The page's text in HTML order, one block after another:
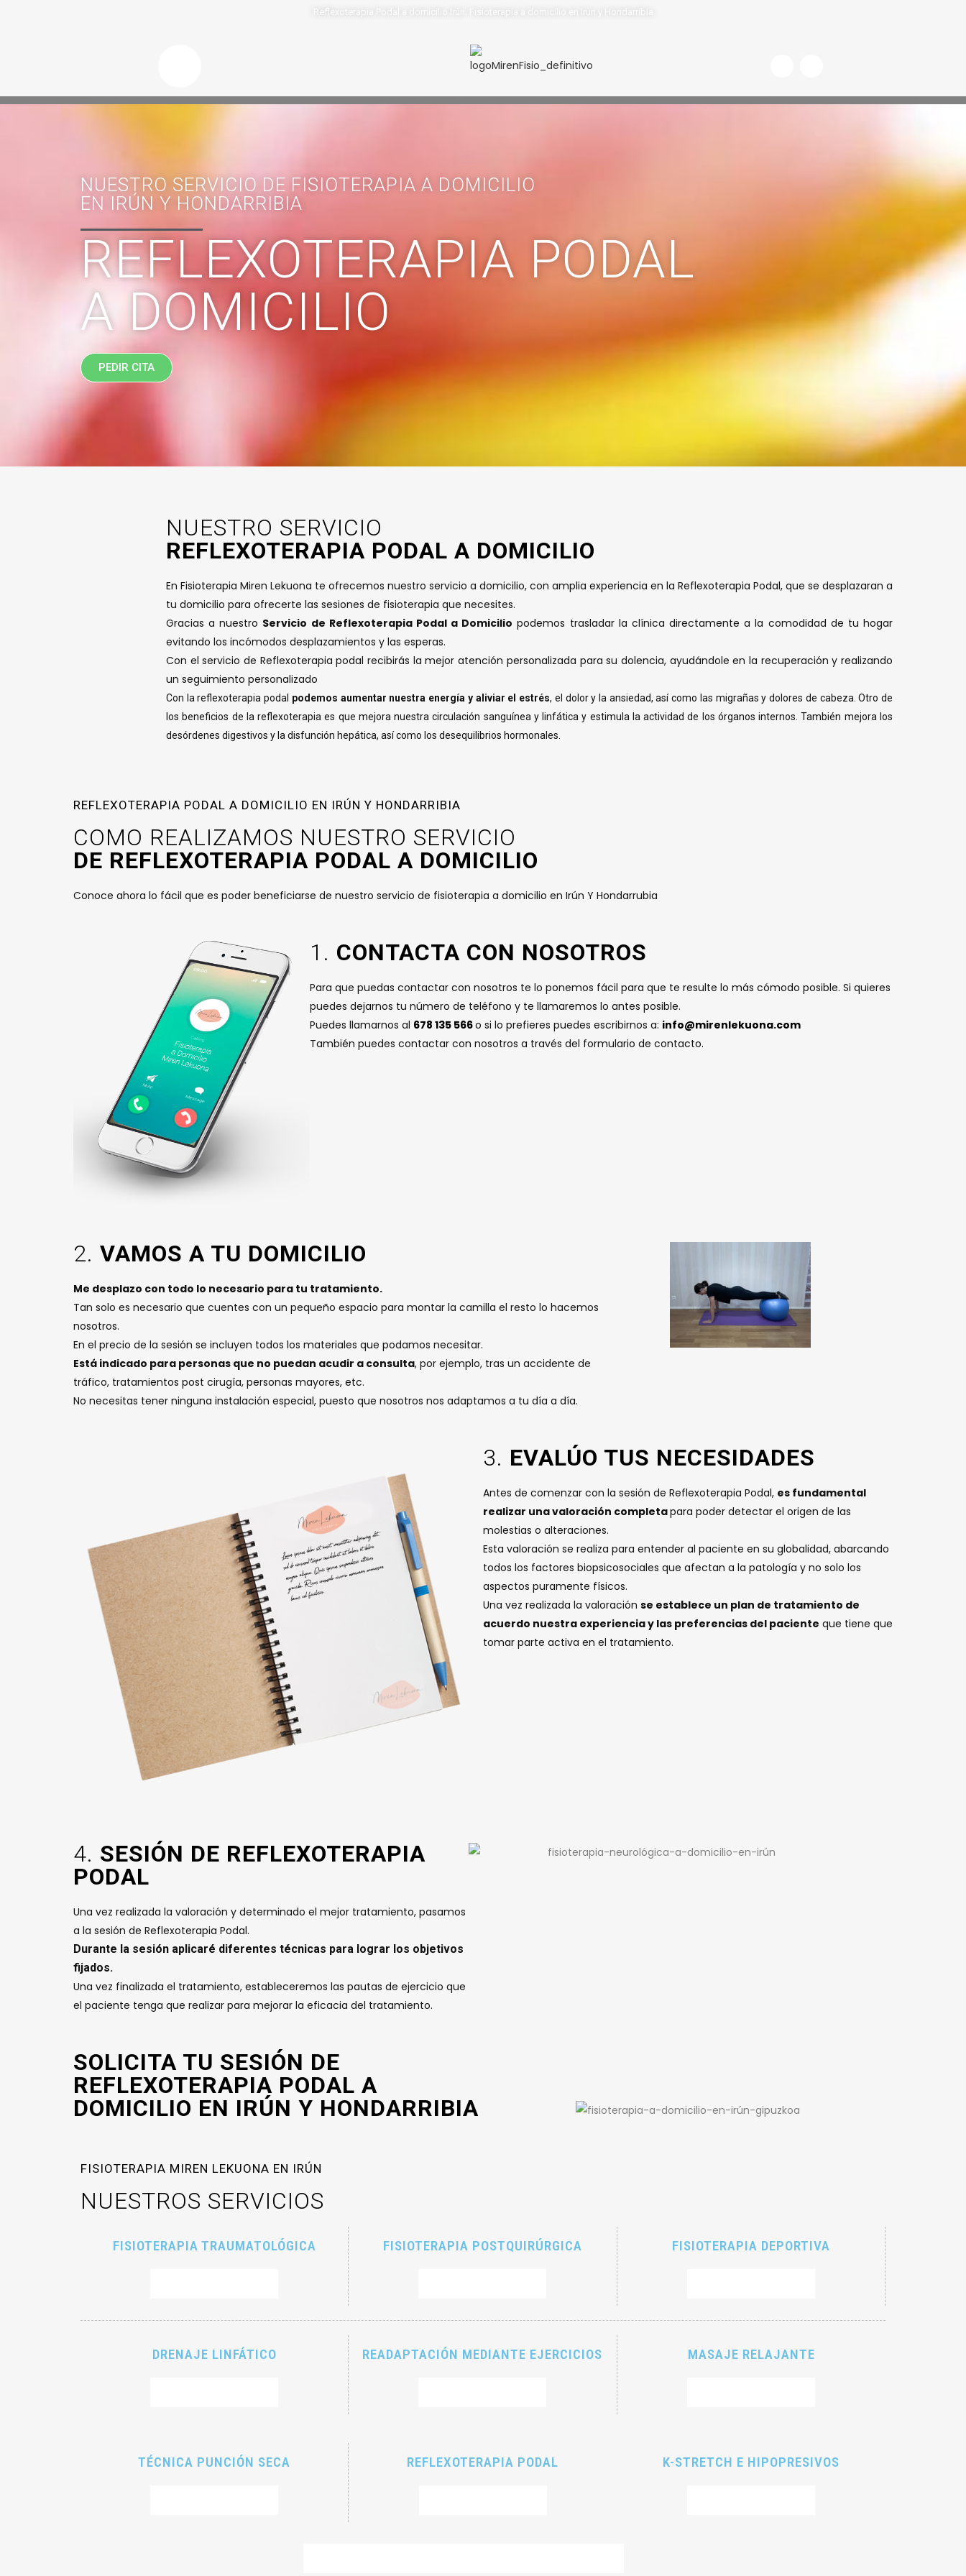
Reflexoterapia Podal a domicilio Irún. Fisioterapia a domicilio en Irún y Hondarribia
NUESTRO SERVICIO DE FISIOTERAPIA A DOMICILIO
EN IRÚN Y HONDARRIBIA
REFLEXOTERAPIA PODAL
A DOMICILIO
PEDIR CITA
NUESTRO SERVICIO
REFLEXOTERAPIA PODAL A DOMICILIO
En Fisioterapia Miren Lekuona te ofrecemos nuestro servicio a domicilio, con amplia experiencia en la Reflexoterapia Podal, que se desplazaran a
tu domicilio para ofrecerte las sesiones de fisioterapia que necesites.
Gracias a nuestro Servicio de Reflexoterapia Podal a Domicilio podemos trasladar la clínica directamente a la comodidad de tu hogar
evitando los incómodos desplazamientos y las esperas.
Con el servicio de Reflexoterapia podal recibirás la mejor atención personalizada para su dolencia, ayudándole en la recuperación y realizando
un seguimiento personalizado
Con la reflexoterapia podal podemos aumentar nuestra energía y aliviar el estrés, el dolor y la ansiedad, así como las migrañas y dolores de cabeza. Otro de
los beneficios de la reflexoterapia es que mejora nuestra circulación sanguínea y linfática y estimula la actividad de los órganos internos. También mejora los
desórdenes digestivos y la disfunción hepática, así como los desequilibrios hormonales.
REFLEXOTERAPIA PODAL A DOMICILIO EN IRÚN Y HONDARRIBIA
COMO REALIZAMOS NUESTRO SERVICIO
DE REFLEXOTERAPIA PODAL A DOMICILIO
Conoce ahora lo fácil que es poder beneficiarse de nuestro servicio de fisioterapia a domicilio en Irún Y Hondarrubia
1. CONTACTA CON NOSOTROS
Para que puedas contactar con nosotros te lo ponemos fácil para que te resulte lo más cómodo posible. Si quieres
puedes dejarnos tu número de teléfono y te llamaremos lo antes posible.
Puedes llamarnos al 678 135 566o si lo prefieres puedes escribirnos a: info@mirenlekuona.com
También puedes contactar con nosotros a través del formulario de contacto.
2. VAMOS A TU DOMICILIO
Me desplazo con todo lo necesario para tu tratamiento.
Tan solo es necesario que cuentes con un pequeño espacio para montar la camilla el resto lo hacemos
nosotros.
En el precio de la sesión se incluyen todos los materiales que podamos necesitar.
Está indicado para personas que no puedan acudir a consulta, por ejemplo, tras un accidente de
tráfico, tratamientos post cirugía, personas mayores, etc.
No necesitas tener ninguna instalación especial, puesto que nosotros nos adaptamos a tu día a día.
3. EVALÚO TUS NECESIDADES
Antes de comenzar con la sesión de Reflexoterapia Podal, es fundamental
realizar una valoración completapara poder detectar el origen de las
molestias o alteraciones.
Esta valoración se realiza para entender al paciente en su globalidad, abarcando
todos los factores biopsicosociales que afectan a la patología y no solo los
aspectos puramente físicos.
Una vez realizada la valoración se establece un plan de tratamiento de
acuerdo nuestra experiencia y las preferencias del paciente que tiene que
tomar parte activa en el tratamiento.
4. SESIÓN DE REFLEXOTERAPIA
PODAL
Una vez realizada la valoración y determinado el mejor tratamiento, pasamos
a la sesión de Reflexoterapia Podal.
Durante la sesión aplicaré diferentes técnicas para lograr los objetivos
fijados.
Una vez finalizada el tratamiento, estableceremos las pautas de ejercicio que
el paciente tenga que realizar para mejorar la eficacia del tratamiento.
SOLICITA TU SESIÓN DE
REFLEXOTERAPIA PODAL A
DOMICILIO EN IRÚN Y HONDARRIBIA
FISIOTERAPIA MIREN LEKUONA EN IRÚN
NUESTROS SERVICIOS
FISIOTERAPIA TRAUMATOLÓGICA FISIOTERAPIA POSTQUIRÚRGICA FISIOTERAPIA DEPORTIVA
DRENAJE LINFÁTICO READAPTACIÓN MEDIANTE EJERCICIOS MASAJE RELAJANTE
TÉCNICA PUNCIÓN SECA REFLEXOTERAPIA PODAL K-STRETCH E HIPOPRESIVOS